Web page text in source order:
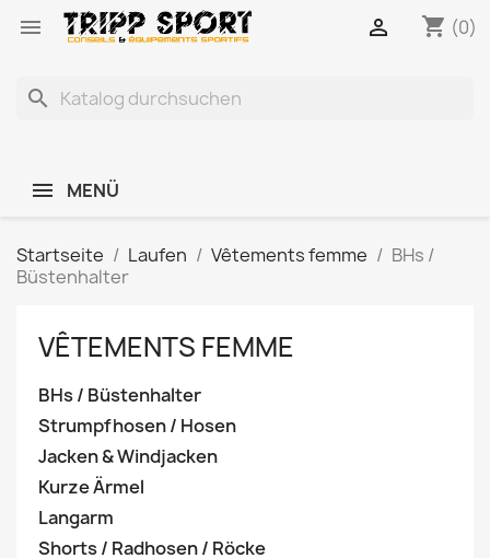
 shopping_cart (0)

search
MENÜ
Startseite Laufen Vêtements femme
BHs /
Büstenhalter
VÊTEMENTS FEMME
BHs / Büstenhalter
Strumpfhosen / Hosen
Jacken & Windjacken
Kurze Ärmel
Langarm
Shorts / Radhosen / Röcke